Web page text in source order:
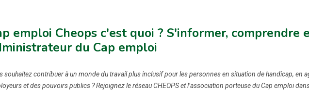
emploi Cheops c'est quoi ? S'informer, comprendre
du Cap emploi
souhaitez contribuer à un monde du travail plus inclusif pour les personnes en situation de handicap, en
et des pouvoirs publics ? Rejoignez le réseau CHEOPS et l’association porteuse du Cap emploi